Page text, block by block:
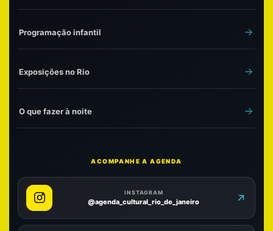
Programação infantil
Exposições no Rio
O que fazer à noite
ACOMPANHE A AGENDA
INSTAGRAM
@agenda_cultural_rio_de_janeiro